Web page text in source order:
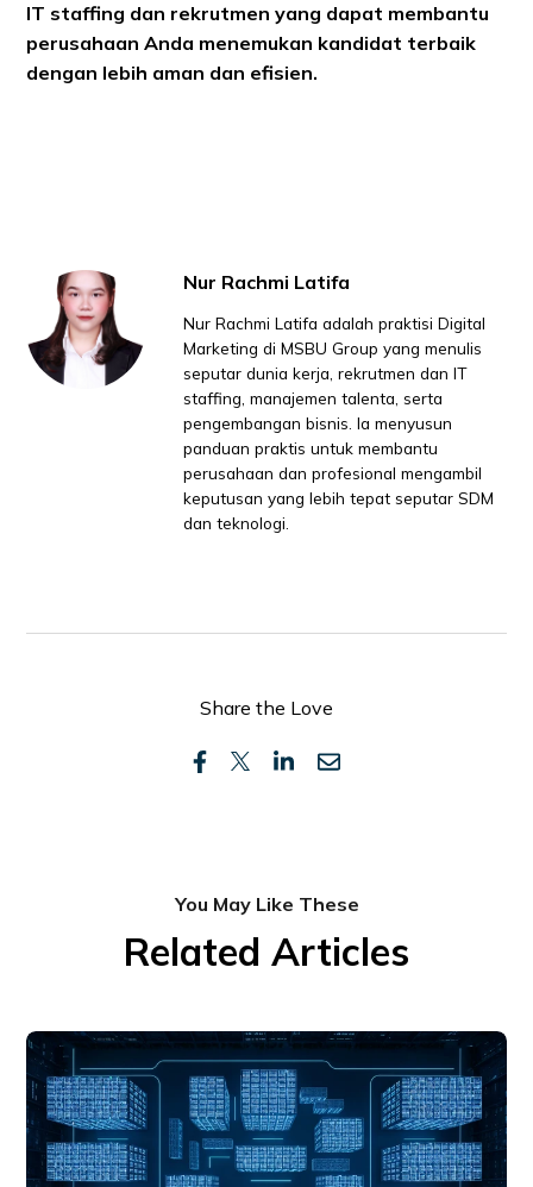
IT staffing dan rekrutmen yang dapat membantu
perusahaan Anda menemukan kandidat terbaik
dengan lebih aman dan efisien.
Nur Rachmi Latifa
Nur Rachmi Latifa adalah praktisi Digital
Marketing di MSBU Group yang menulis
seputar dunia kerja, rekrutmen dan IT
staffing, manajemen talenta, serta
pengembangan bisnis. Ia menyusun
panduan praktis untuk membantu
perusahaan dan profesional mengambil
keputusan yang lebih tepat seputar SDM
dan teknologi.
Share the Love
You May Like These
Related Articles